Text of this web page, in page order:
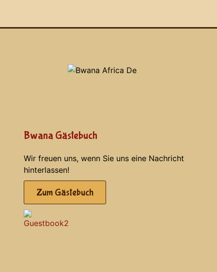
Bwana Gästebuch
Wir freuen uns, wenn Sie uns eine Nachricht
hinterlassen!
Zum Gästebuch